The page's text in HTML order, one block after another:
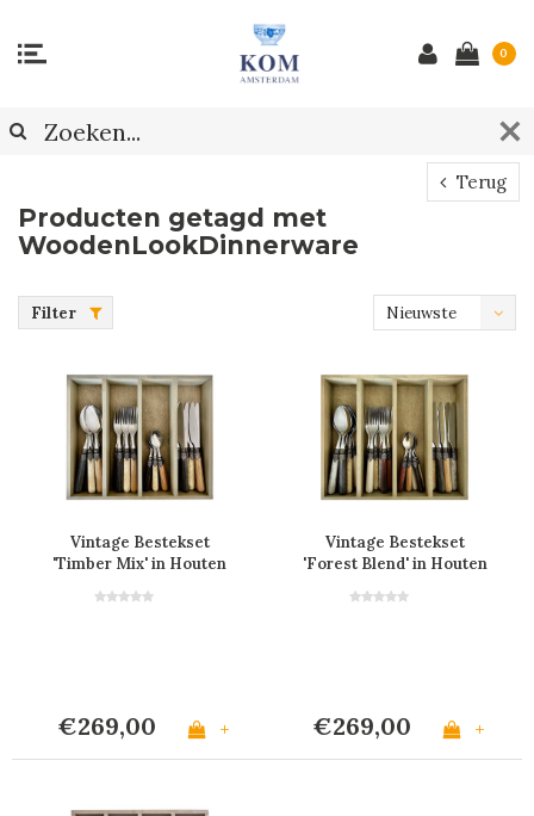
0
Terug
Producten getagd met
WoodenLookDinnerware
Filter
Nieuwste
Vintage Bestekset
'Timber Mix' in Houten
€269,00 +
Vintage Bestekset
'Forest Blend' in Houten
€269,00 +